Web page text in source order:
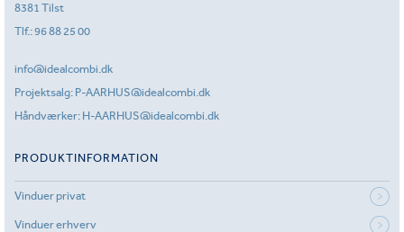
8381 Tilst
Tlf.:96 88 25 00
info@idealcombi.dk
Projektsalg: P-AARHUS@idealcombi.dk
Håndværker: H-AARHUS@idealcombi.dk
PRODUKTINFORMATION
Vinduer privat
Vinduer erhverv